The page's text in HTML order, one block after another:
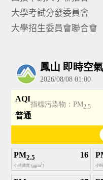
大學考試分發委員會
大學招生委員會聯合會